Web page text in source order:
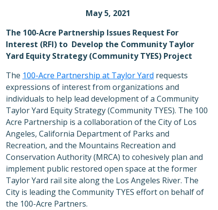
May 5, 2021
The 100-Acre Partnership Issues Request For
Interest (RFI) to Develop the Community Taylor
Yard Equity Strategy (Community TYES) Project
The 100-Acre Partnership at Taylor Yard requests
expressions of interest from organizations and
individuals to help lead development of a Community
Taylor Yard Equity Strategy (Community TYES). The 100
Acre Partnership is a collaboration of the City of Los
Angeles, California Department of Parks and
Recreation, and the Mountains Recreation and
Conservation Authority(MRCA) to cohesively plan and
implement public restored open space at the former
Taylor Yard rail site along the Los Angeles River. The
City is leading the Community TYES effort on behalf of
the 100-Acre Partners.